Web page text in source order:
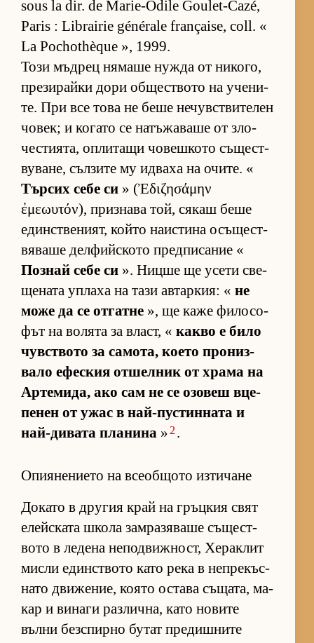
sous la dir. de Marie-Odile Goulet-Cazé,
Paris : Librairie générale française, coll. «
La Pochothèque », 1999.
Този мъд­рец ня­маше нужда от ни­ко­го,
пре­зи­райки дори об­щес­т­вото на уче­ни­
те. При все това не беше не­чув­с­т­ви­те­лен
чо­век; и ко­гато се на­тъ­жа­ваше от зло­
чес­ти­я­та, оп­ли­тащи чо­веш­кото съ­щес­т­
ву­ва­не, съл­зите му ид­ваха на очи­те. «
Тър­сих себе си » (Ἐδιζησάμην
ἐμεωυτόν), приз­нава той, ся­каш беше
един­с­т­ве­ни­ят, който на­ис­тина осъ­щес­т­
вя­ваше дел­фийс­кото пред­пи­са­ние «
Поз­най себе си ». Ницше ще усети све­
ще­ната уп­лаха на тази ав­тар­кия: « не
може да се от­гатне », ще каже фи­ло­со­
фът на во­лята за власт, « какво е било
чув­с­т­вото за са­мо­та, ко­ето про­низ­
вало ефес­кия от­шел­ник от храма на
Ар­те­ми­да, ако сам не се озо­веш вце­
пе­нен от ужас в най-пус­тин­ната и
най-ди­вата пла­нина » 2 .
Опиянението на всеобщото изтичане
До­като в дру­гия край на гръц­кия свят
елейс­ката школа зам­ра­зя­ваше съ­щес­т­
вото в ле­дена не­под­виж­ност, Хе­рак­лит
мисли един­с­т­вото като река в неп­ре­къс­
нато дви­же­ние, ко­ято ос­тава съ­ща­та, ма­
кар и ви­наги раз­лич­на, като но­вите
вълни без­спирно бу­тат пре­диш­ните